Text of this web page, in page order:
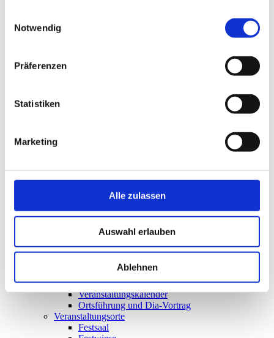
Notwendig
Präferenzen
Statistiken
Marketing
Alle zulassen
Auswahl erlauben
Ablehnen
Gesundheit & Wellness
Unterkünfte
Angebote2026
Was bedeuten die Sterne?
Für Gastgeber (Vermieter)
Login für Vermieter
Gastgeberverzeichnis
Klassifizierung
Veranstaltungen
Veranstaltungskalender
Ortsführung und Dia-Vortrag
Veranstaltungsorte
Festsaal